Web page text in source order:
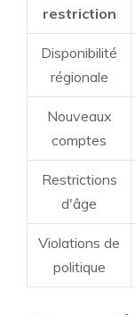
restriction
Disponibilité
régionale
Nouveaux
comptes
Restrictions
d'âge
Violations de
politique